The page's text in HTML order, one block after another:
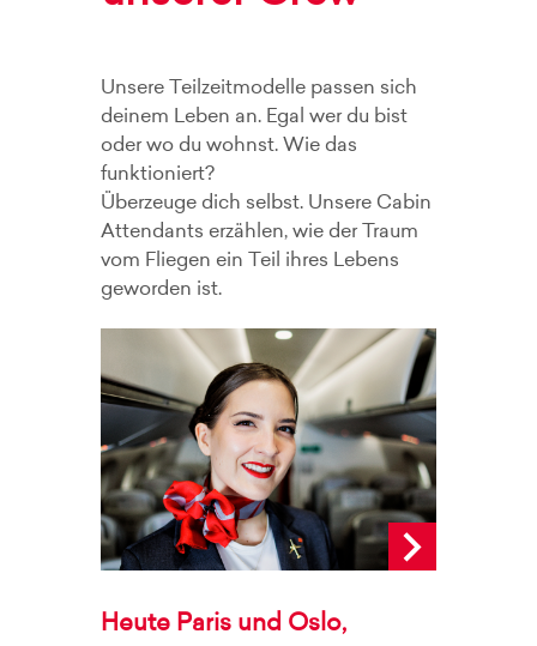
Unsere Teilzeitmodelle passen sich
deinem Leben an. Egal wer du bist
oder wo du wohnst. Wie das
funktioniert?
Überzeuge dich selbst. Unsere Cabin
Attendants erzählen, wie der Traum
vom Fliegen ein Teil ihres Lebens
geworden ist.
Heute Paris und Oslo,